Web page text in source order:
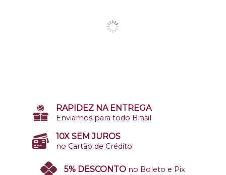
RAPIDEZ NA ENTREGA
Enviamos para todo Brasil
10X SEM JUROS
no Cartão de Crédito
5% DESCONTO no Boleto e Pix